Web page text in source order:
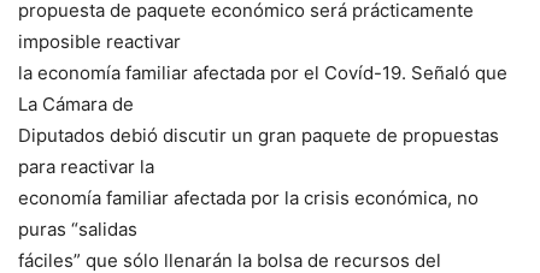
propuesta de paquete económico será prácticamente
imposible reactivar
la economía familiar afectada por el Covíd-19. Señaló que
La Cámara de
Diputados debió discutir un gran paquete de propuestas
para reactivar la
economía familiar afectada por la crisis económica, no
puras “salidas
fáciles” que sólo llenarán la bolsa de recursos del